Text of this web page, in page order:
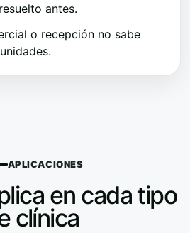
antes.
o recepción no sabe
APLICACIONES
en cada tipo
clínica